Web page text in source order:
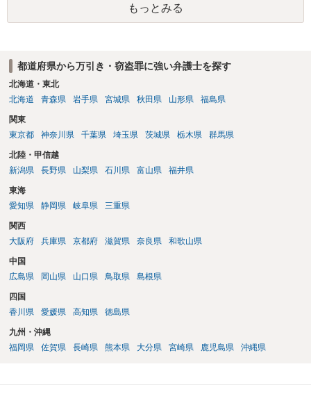
もっとみる
都道府県から万引き・窃盗罪に強い弁護士を探す
北海道・東北
北海道
青森県 岩手県 宮城県 秋田県 山形県 福島県
関東
東京都
神奈川県 千葉県 埼玉県 茨城県 栃木県 群馬県
北陸・甲信越
新潟県
長野県 山梨県 石川県 富山県 福井県
東海
愛知県
静岡県 岐阜県 三重県
関西
大阪府
兵庫県 京都府 滋賀県 奈良県 和歌山県
中国
広島県
岡山県 山口県 鳥取県 島根県
四国
香川県
愛媛県 高知県 徳島県
九州・沖縄
福岡県
佐賀県 長崎県 熊本県 大分県 宮崎県 鹿児島県 沖縄県